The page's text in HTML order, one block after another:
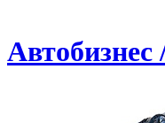
Автобизнес